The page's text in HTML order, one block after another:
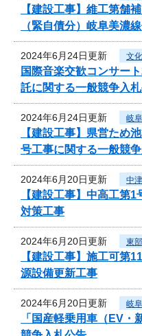
【建設工事】維工第舗
（緊自債分）岐阜美濃
2024年6月24日更新 文
国際音楽交歓コンサー
託に関する一般競争入
2024年6月24日更新 岐
【建設工事】県営た
号工事に関する一般競
2024年6月20日更新 中
【建設工事】中高工第
対策工事
2024年6月20日更新 東
【建設工事】施工可第
源設備更新工事
2024年6月20日更新 岐
「国産軽乗用車（EV・